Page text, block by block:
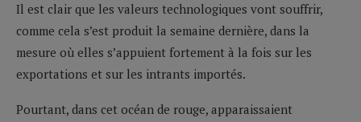
Il est clair que les valeurs technologiques vont souffrir,
comme cela s’est produit la semaine dernière, dans la
mesure où elles s’appuient fortement à la fois sur les
exportations et sur les intrants importés.
Pourtant, dans cet océan de rouge, apparaissaient